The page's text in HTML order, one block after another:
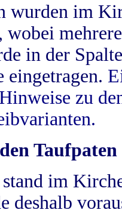
wurden im
wobei
in der
eingetragen.
zu
Taufpaten
im
deshalb